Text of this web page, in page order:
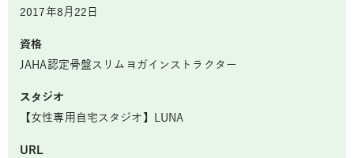
2017年8月22日
資格
JAHA認定骨盤スリムヨガインストラクター
スタジオ
【女性専用自宅スタジオ】LUNA
URL